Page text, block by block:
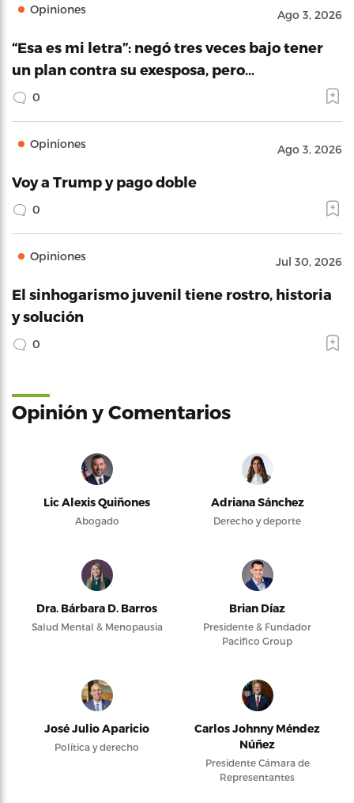
Opiniones Ago 3, 2026
“Esa es mi letra”: negó tres veces bajo tener
un plan contra su exesposa, pero…
0
Opiniones Ago 3, 2026
Voy a Trump y pago doble
0
Opiniones Jul 30, 2026
El sinhogarismo juvenil tiene rostro, historia
y solución
0
Opinión y Comentarios
Lic Alexis Quiñones
Abogado
Adriana Sánchez
Derecho y deporte
Dra. Bárbara D. Barros
Salud Mental & Menopausia
Brian Díaz
Presidente & Fundador
Pacifico Group
José Julio Aparicio
Política y derecho
Carlos Johnny Méndez
Núñez
Presidente Cámara de
Representantes